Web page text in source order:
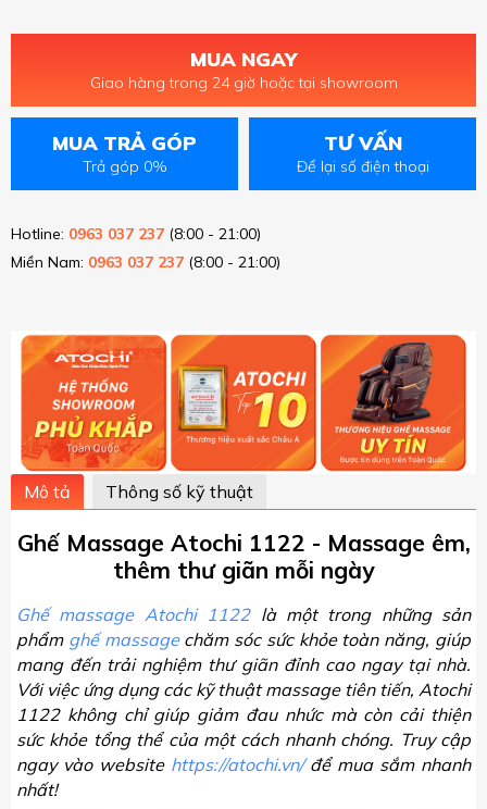
MUA NGAY
Giao hàng trong 24 giờ hoặc tại showroom
MUA TRẢ GÓP
Trả góp 0%
TƯ VẤN
Để lại số điện thoại
Hotline: 0963 037 237 (8:00 - 21:00)
Miền Nam: 0963 037 237 (8:00 - 21:00)
Mô tả Thông số kỹ thuật
Ghế Massage Atochi 1122 - Massage êm,
thêm thư giãn mỗi ngày
Ghế massage Atochi 1122là một trong những sản
phẩm ghế massagechăm sóc sức khỏe toàn năng, giúp
mang đến trải nghiệm thư giãn đỉnh cao ngay tại nhà.
Với việc ứng dụng các kỹ thuật massage tiên tiến, Atochi
1122 không chỉ giúp giảm đau nhức mà còn cải thiện
sức khỏe tổng thể của một cách nhanh chóng. Truy cập
ngay vào website https://atochi.vn/để mua sắm nhanh
nhất!